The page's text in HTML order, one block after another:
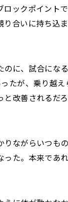
ックポイント
合いに持ち込
に、試合にな
たが、乗り越
改善されるだろ
ながらいつも
た。本来であ